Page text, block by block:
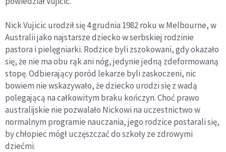
Nick Vujicic urodził się 4 grudnia 1982 roku w Melbourne, w
Australii jako najstarsze dziecko w serbskiej rodzinie
pastora i pielęgniarki. Rodzice byli zszokowani, gdy okazało
się, że nie ma obu rąk ani nóg, jedynie jedną zdeformowaną
stopę. Odbierający poród lekarze byli zaskoczeni, nic
bowiem nie wskazywało, że dziecko urodzi się z wadą
polegającą na całkowitym braku kończyn. Choć prawo
australijskie nie pozwalało Nickowi na uczestnictwo w
normalnym programie nauczania, jego rodzice postarali się,
by chłopiec mógł uczęszczać do szkoły ze zdrowymi
dziećmi.